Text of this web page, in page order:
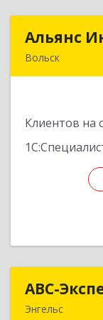
Альянс
Вольск
Клиентов на
АВС-
Энгельс